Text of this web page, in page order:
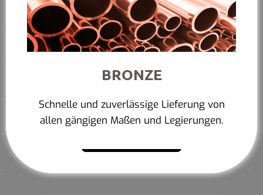
BRONZE
Schnelle und zuverlässige Lieferung von
allen gängigen Maßen und Legierungen.